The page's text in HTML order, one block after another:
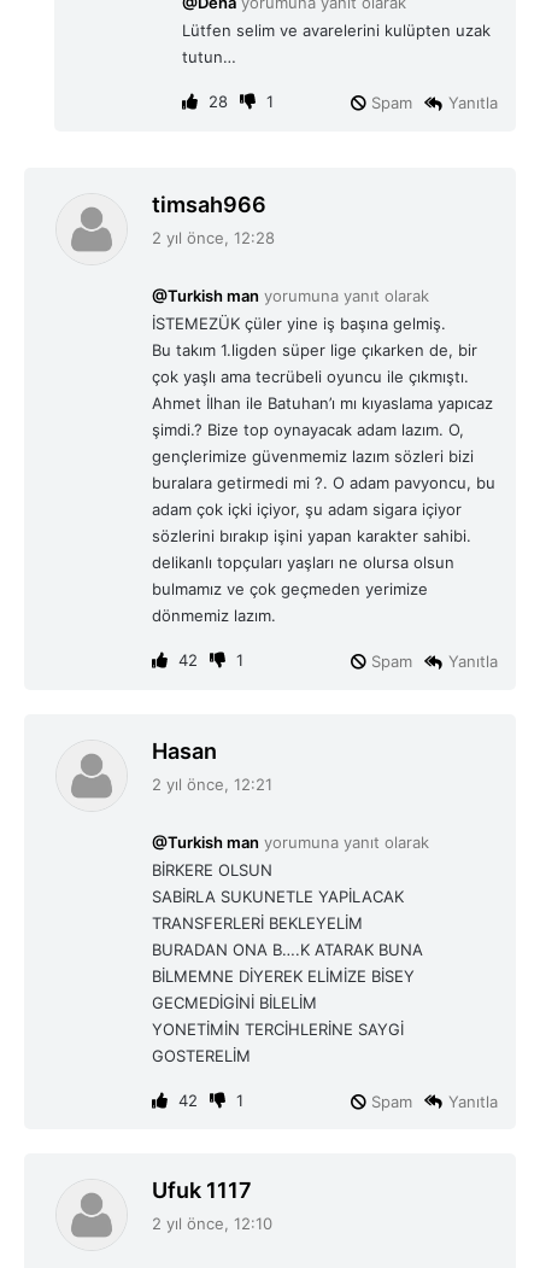
Lütfen selim ve avarelerini kulüpten uzak
tutun…
28 1 Yanıtla
Spam
timsah966
k
2 yıl önce, 12:28
@Turkish man yorumuna yanıt olarak
İSTEMEZÜK çüler yine iş başına gelmiş.
Bu takım 1.ligden süper lige çıkarken de, bir
çok yaşlı ama tecrübeli oyuncu ile çıkmıştı.
Ahmet İlhan ile Batuhan’ı mı kıyaslama yapıcaz
şimdi.? Bize top oynayacak adam lazım. O,
gençlerimize güvenmemiz lazım sözleri bizi
buralara getirmedi mi ?. O adam pavyoncu, bu
adam çok içki içiyor, şu adam sigara içiyor
sözlerini bırakıp işini yapan karakter sahibi.
delikanlı topçuları yaşları ne olursa olsun
bulmamız ve çok geçmeden yerimize
dönmemiz lazım.
42 1 Yanıtla
Spam
Hasan
d
2 yıl önce, 12:21
@Turkish man yorumuna yanıt olarak
BİRKERE OLSUN
SABİRLA SUKUNETLE YAPİLACAK
TRANSFERLERİ BEKLEYELİM
BURADAN ONA B….K ATARAK BUNA
BİLMEMNE DİYEREK ELİMİZE BİSEY
GECMEDİGİNİ BİLELİM
YONETİMİN TERCİHLERİNE SAYGİ
GOSTERELİM
42 1 Yanıtla
Spam
Ufuk 1117
e
2 yıl önce, 12:10